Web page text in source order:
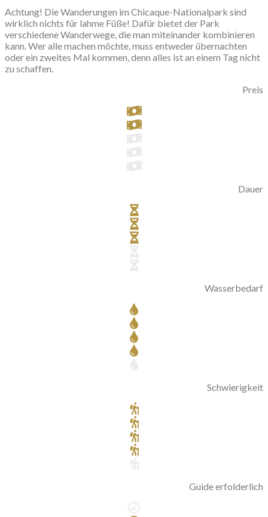
Achtung! Die Wanderungen im Chicaque-Nationalpark sind
wirklich nichts für lahme Füße! Dafür bietet der Park
verschiedene Wanderwege, die man miteinander kombinieren
kann. Wer alle machen möchte, muss entweder übernachten
oder ein zweites Mal kommen, denn alles ist an einem Tag nicht
zu schaffen.
Preis
Dauer
Wasserbedarf
Schwierigkeit
Guide erfolderlich